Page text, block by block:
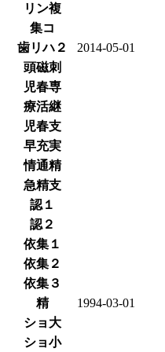
リン複
集コ
歯リハ２
2014-05-01
頭磁刺
児春専
療活継
児春支
早充実
情通精
急精支
認１
認２
依集１
依集２
依集３
精
1994-03-01
ショ大
ショ小